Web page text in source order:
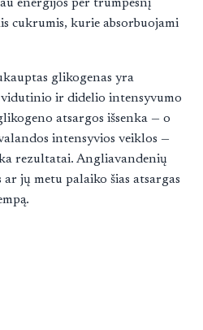
energijos per trumpesnį
cukrumis, kurie absorbuojami
glikogenas yra
ir didelio intensyvumo
atsargos išsenka — o
intensyvios veiklos —
rezultatai. Angliavandenių
jų metu palaiko šias atsargas